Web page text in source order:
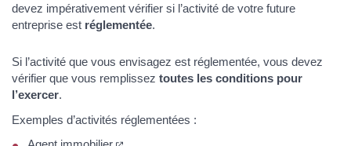
devez impérativement vérifier si l’activité de votre future
entreprise est réglementée.
Si l’activité que vous envisagez est réglementée, vous devez
vérifier que vous remplissez toutes les conditions pour
l’exercer.
Exemples d’activités réglementées :